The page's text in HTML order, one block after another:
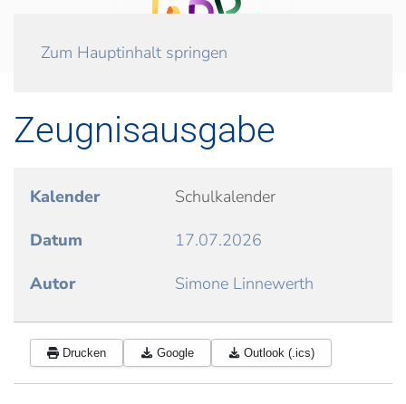
Zum Hauptinhalt springen
Zeugnisausgabe
Kalender
Schulkalender
Datum
17.07.2026
Autor
Simone Linnewerth
Drucken Google Outlook (.ics)